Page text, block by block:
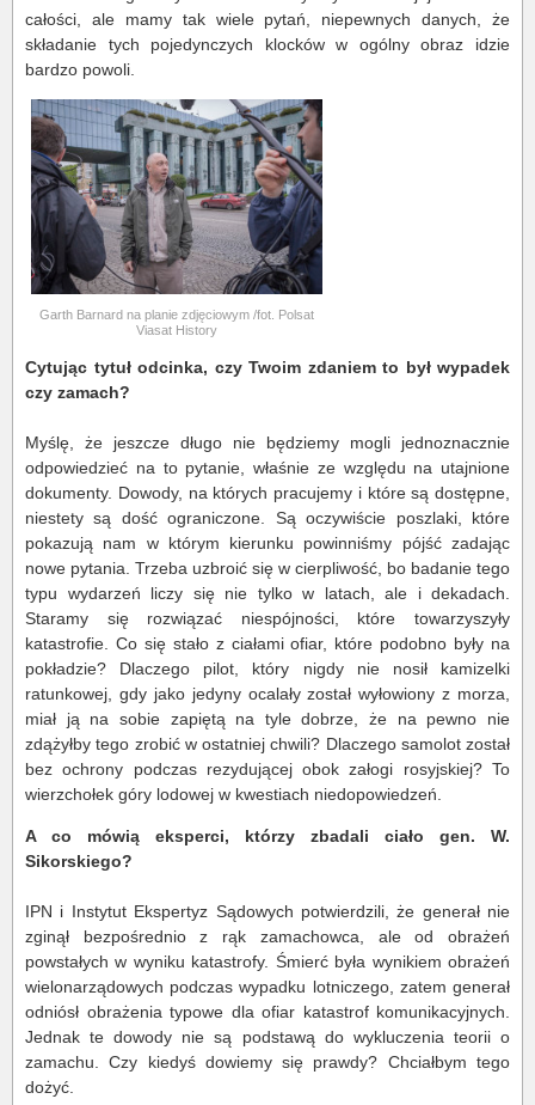
całości, ale mamy tak wiele pytań, niepewnych danych, że
składanie tych pojedynczych klocków w ogólny obraz idzie
bardzo powoli.
Garth Barnard na planie zdjęciowym /fot. Polsat
Viasat History
Cytując tytuł odcinka, czy Twoim zdaniem to był wypadek
czy zamach?
Myślę, że jeszcze długo nie będziemy mogli jednoznacznie
odpowiedzieć na to pytanie, właśnie ze względu na utajnione
dokumenty. Dowody, na których pracujemy i które są dostępne,
niestety są dość ograniczone. Są oczywiście poszlaki, które
pokazują nam w którym kierunku powinniśmy pójść zadając
nowe pytania. Trzeba uzbroić się w cierpliwość, bo badanie tego
typu wydarzeń liczy się nie tylko w latach, ale i dekadach.
Staramy się rozwiązać niespójności, które towarzyszyły
katastrofie. Co się stało z ciałami ofiar, które podobno były na
pokładzie? Dlaczego pilot, który nigdy nie nosił kamizelki
ratunkowej, gdy jako jedyny ocalały został wyłowiony z morza,
miał ją na sobie zapiętą na tyle dobrze, że na pewno nie
zdążyłby tego zrobić w ostatniej chwili? Dlaczego samolot został
bez ochrony podczas rezydującej obok załogi rosyjskiej? To
wierzchołek góry lodowej w kwestiach niedopowiedzeń.
A co mówią eksperci, którzy zbadali ciało gen. W.
Sikorskiego?
IPN i Instytut Ekspertyz Sądowych potwierdzili, że generał nie
zginął bezpośrednio z rąk zamachowca, ale od obrażeń
powstałych w wyniku katastrofy. Śmierć była wynikiem obrażeń
wielonarządowych podczas wypadku lotniczego, zatem generał
odniósł obrażenia typowe dla ofiar katastrof komunikacyjnych.
Jednak te dowody nie są podstawą do wykluczenia teorii o
zamachu. Czy kiedyś dowiemy się prawdy? Chciałbym tego
dożyć.